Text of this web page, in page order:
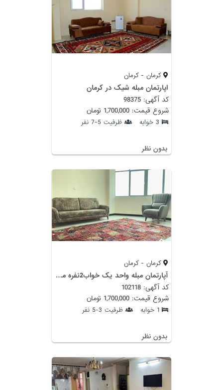
کرمان - کرمان
اپارتمان مبله شیک در کرمان
کد آگهی: 98375
شروع قیمت: 1,700,000 تومان
3 خوابه ظرفیت 5-7 نفر
بدون نظر
کرمان - کرمان
آپارتمان مبله واحد یک خواب2نفره مجتمع آبان در کرمان
کد آگهی: 102118
شروع قیمت: 1,700,000 تومان
1 خوابه ظرفیت 3-5 نفر
بدون نظر